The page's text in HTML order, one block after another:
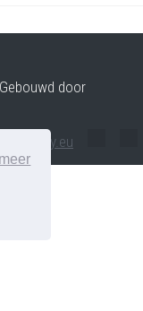
door